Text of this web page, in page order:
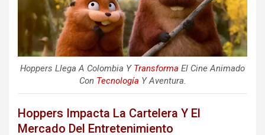
Hoppers Llega A Colombia Y Transforma El Cine Animado
Con Tecnología Y Aventura.
Hoppers Impacta La Cartelera Y El
Mercado Del Entretenimiento